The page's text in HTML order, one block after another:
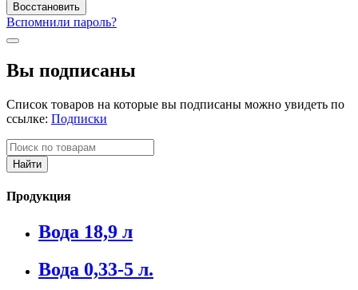
Вспомнили пароль?
Вы подписаны
Список товаров на которые вы подписаны можно увидеть по
ссылке: Подписки
Продукция
Вода 18,9 л
Вода 0,33-5 л.